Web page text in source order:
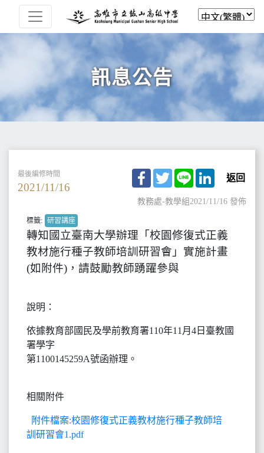
訊息公告
最後編修時間
2021/11/16
Facebook
TwitterLine LinkedIn
返回
教務處-教學組2021/11/16 發佈
標籤: 研習講座
轉知國立臺南大學辦理「校園修復式正義
教材施行種子教師培訓研習會」實施計畫
(如附件)，請鼓勵教師踴躍參與
說明：
依據教育部國民及學前教育署110年11月4日臺教國
署學字
第1100145259A號函辦理。
相關附件
附件檔案:校園修復式正義教材施行種子教師培
訓研習會1.pdf